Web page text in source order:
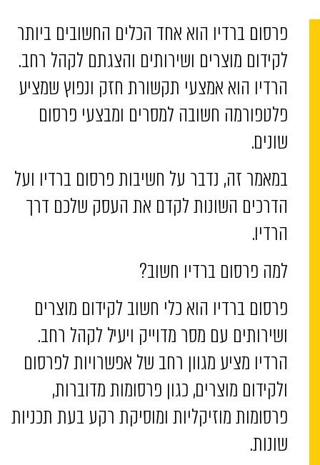
פרסום ברדיו הוא אחד הכלים החשובים ביותר
לקידום מוצרים ושירותים והצגתם לקהל רחב.
הרדיו הוא אמצעי תקשורת חזק ונפוץ שמציע
פלטפורמה חשובה למסרים ומבצעי פרסום
שונים.
במאמר זה, נדבר על חשיבות פרסום ברדיו ועל
הדרכים השונות לקדם את העסק שלכם דרך
הרדיו.
למה פרסום ברדיו חשוב?
פרסום ברדיו הוא כלי חשוב לקידום מוצרים
ושירותים עם מסר מדוייק ויעיל לקהל רחב.
הרדיו מציע מגוון רחב של אפשרויות לפרסום
ולקידום מוצרים, כגון פרסומות מדוברות,
פרסומות מוזיקליות ומוסיקת רקע בעת תכניות
שונות.